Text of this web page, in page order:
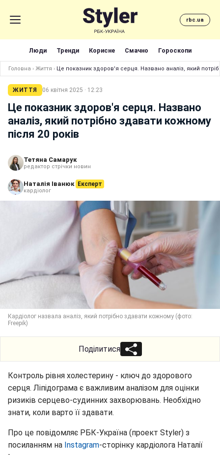
rbc.ua
Люди Тренди Корисне Смачно Гороскопи
Головна › Життя › Це показник здоров'я серця. Названо аналіз, який
ЖИТТЯ 06 квітня 2025 · 12:23
Це показник здоров'я серця. Названо
аналіз, який потрібно здавати кожному
після 20 років
Тетяна Самарук
редактор стрічки новин
Наталія Іванюк Експерт
кардіолог
Кардіолог назвала аналіз, який потрібно здавати кожному (фото:
Freepik)
Поділитися
Контроль рівня холестерину - ключ до здорового
серця. Ліпідограма є важливим аналізом для оцінки
ризиків серцево-судинних захворювань. Необхідно
знати, коли варто її здавати.
Про це повідомляє РБК-Україна (проект Styler) з
посиланням на Instagram-сторінку кардіолога Наталії